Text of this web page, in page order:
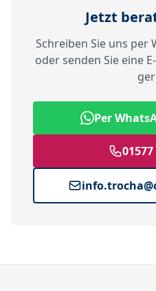
Jetzt
Schreiben Sie uns per
oder senden Sie eine
Per